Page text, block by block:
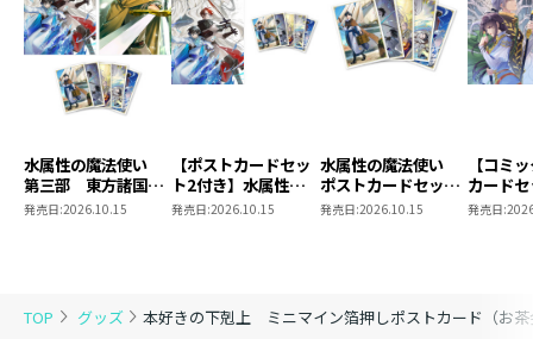
TOP グッズ 本好きの下剋上 ミニマイン箔押しポストカード（お茶
水属性の魔法使い
第三部 東方諸国編
8 同時発売まとめ
発売日:2026.10.15
【ポストカードセッ
ト2付き】水属性の
魔法使い 第三部
発売日:2026.10.15
水属性の魔法使い
ポストカードセット
2
発売日:2026.10.15
【コミ
カード
き】恋
とに？
＠
発売日: